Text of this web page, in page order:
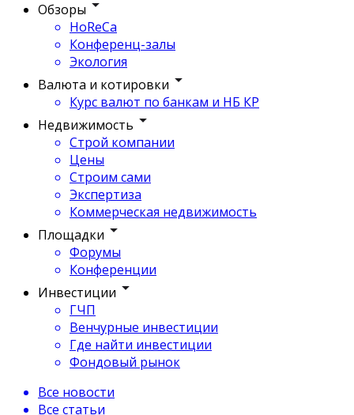
Обзоры
HoReCa
Конференц-залы
Экология
Валюта и котировки
Курс валют по банкам и НБ КР
Недвижимость
Строй компании
Цены
Строим сами
Экспертиза
Коммерческая недвижимость
Площадки
Форумы
Конференции
Инвестиции
ГЧП
Венчурные инвестиции
Где найти инвестиции
Фондовый рынок
Все новости
Все статьи